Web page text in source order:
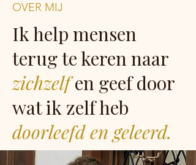
OVER MIJ
Ik help mensen
terug te keren naar
zichzelfen geef door
wat ik zelf heb
doorleefd en geleerd.